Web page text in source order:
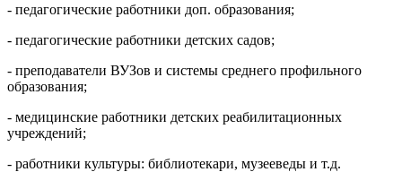
- педагогические работники доп. образования;
- педагогические работники детских садов;
- преподаватели ВУЗов и системы среднего профильного
образования;
- медицинские работники детских реабилитационных
учреждений;
- работники культуры: библиотекари, музееведы и т.д.